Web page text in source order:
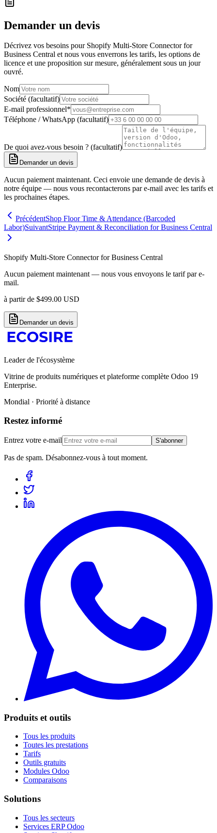
Demander un devis
Décrivez vos besoins pour Shopify Multi-Store Connector for
Business Central et nous vous enverrons les tarifs, les options de
licence et une proposition sur mesure, généralement sous un jour
ouvré.
Nom
Société (facultatif)
E-mail professionnel*
Téléphone / WhatsApp (facultatif)
De quoi avez-vous besoin ? (facultatif)
Demander un devis
Aucun paiement maintenant. Ceci envoie une demande de devis à
notre équipe — nous vous recontacterons par e-mail avec les tarifs et
les prochaines étapes.
PrécédentShop Floor Time & Attendance (Barcoded
Labor)SuivantStripe Payment & Reconciliation for Business Central
Shopify Multi-Store Connector for Business Central
Aucun paiement maintenant — nous vous envoyons le tarif par e-
mail.
à partir de $499.00 USD
Demander un devis
Leader de l'écosystème
Vitrine de produits numériques et plateforme complète Odoo 19
Enterprise.
Mondial · Priorité à distance
Restez informé
Entrez votre e-mail S'abonner
Pas de spam. Désabonnez-vous à tout moment.
Produits et outils
Tous les produits
Toutes les prestations
Tarifs
Outils gratuits
Modules Odoo
Comparaisons
Solutions
Tous les secteurs
Services ERP Odoo